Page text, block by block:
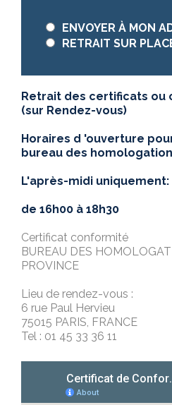
ENVOYER À MON
RETRAIT SUR
Retrait des certificats ou
(sur Rendez-vous)
Horaires d 'ouverture
bureau des
L'après-midi uniquement:
de 16h00 à 18h30
Certificat conformité
BUREAU DES
PROVINCE
Lieu de rendez-vous :
6 rue Paul Hervieu
75015 PARIS, FRANCE
Tel : 01 45 33 36 11